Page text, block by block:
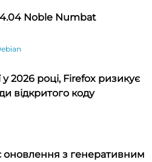
Noble Numbat
2026 році, Firefox ризикує
відкритого коду
оновлення з генеративним